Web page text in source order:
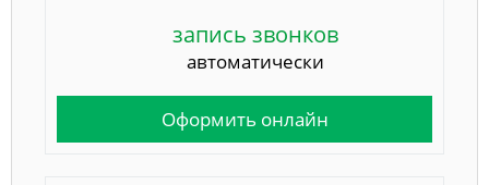
запись звонков
автоматически
Оформить онлайн